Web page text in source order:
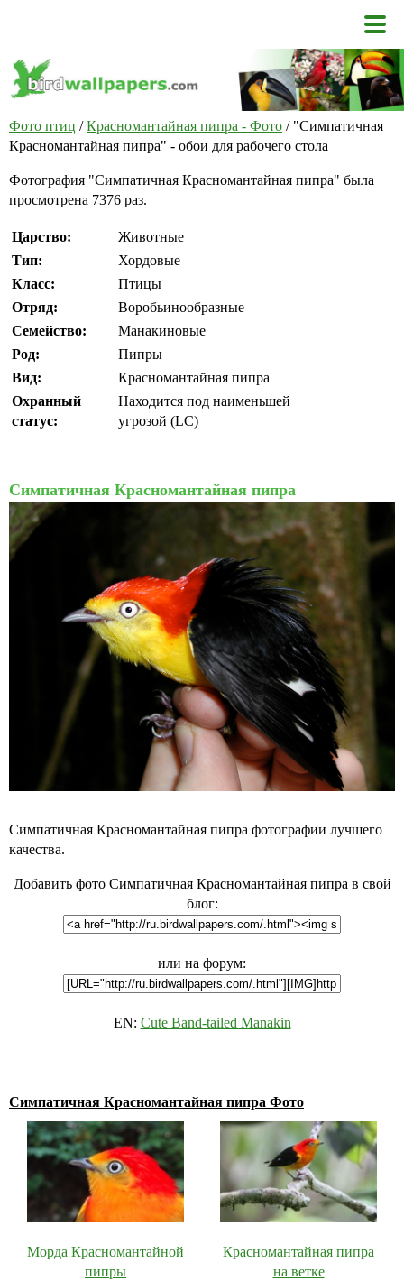
Фото птиц /Красномантайная пипра - Фото / "Симпатичная
Красномантайная пипра" - обои для рабочего стола
Фотография "Симпатичная Красномантайная пипра" была
просмотрена 7376 раз.
Царство:
Животные
Тип:
Хордовые
Класс:
Птицы
Отряд:
Воробьинообразные
Семейство:
Манакиновые
Род:
Пипры
Вид:
Красномантайная пипра
Охранный
статус:
Находится под наименьшей
угрозой (LC)
Симпатичная Красномантайная пипра
Симпатичная Красномантайная пипра фотографии лучшего
качества.
Добавить фото Симпатичная Красномантайная пипра в свой
блог:
или на форум:
EN: Cute Band-tailed Manakin
Симпатичная Красномантайная пипра Фото
Морда Красномантайной
пипры
Красномантайная пипра
на ветке